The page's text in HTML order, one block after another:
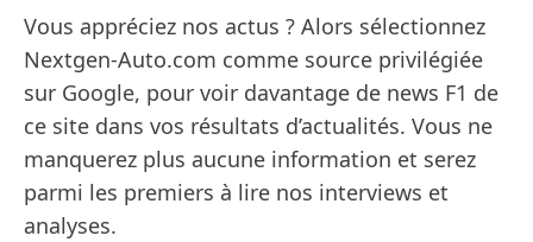
Vous appréciez nos actus ? Alors sélectionnez
Nextgen-Auto.com comme source privilégiée
sur Google, pour voir davantage de news F1 de
ce site dans vos résultats d’actualités. Vous ne
manquerez plus aucune information et serez
parmi les premiers à lire nos interviews et
analyses.